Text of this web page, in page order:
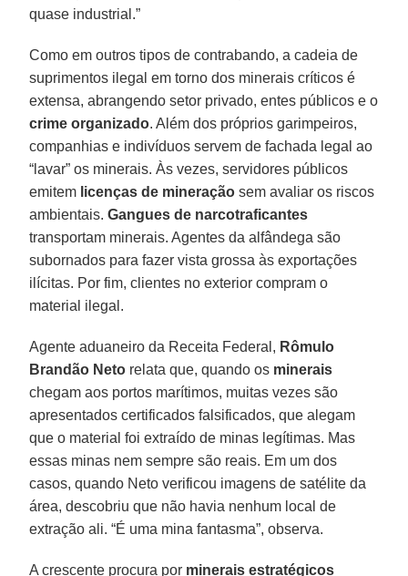
quase industrial.”
Como em outros tipos de contrabando, a cadeia de
suprimentos ilegal em torno dos minerais críticos é
extensa, abrangendo setor privado, entes públicos e o
crime organizado. Além dos próprios garimpeiros,
companhias e indivíduos servem de fachada legal ao
“lavar” os minerais. Às vezes, servidores públicos
emitem licenças de mineração sem avaliar os riscos
ambientais.Gangues de narcotraficantes
transportam minerais. Agentes da alfândega são
subornados para fazer vista grossa às exportações
ilícitas. Por fim, clientes no exterior compram o
material ilegal.
Agente aduaneiro da Receita Federal, Rômulo
Brandão Neto relata que, quando os minerais
chegam aos portos marítimos, muitas vezes são
apresentados certificados falsificados, que alegam
que o material foi extraído de minas legítimas. Mas
essas minas nem sempre são reais. Em um dos
casos, quando Neto verificou imagens de satélite da
área, descobriu que não havia nenhum local de
extração ali. “É uma mina fantasma”, observa.
A crescente procura por minerais estratégicos